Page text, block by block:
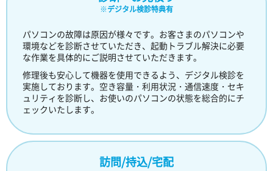
※デジタル検診特典有
パソコンの故障は原因が様々です。お客さまのパソコンや
環境などを診断させていただき、起動トラブル解決に必要
な作業を具体的にご説明させていただきます。
修理後も安心して機器を使用できるよう、デジタル検診を
実施しております。空き容量・利用状況・通信速度・セキ
ュリティを診断し、お使いのパソコンの状態を総合的にチ
ェックいたします。
訪問/持込/宅配